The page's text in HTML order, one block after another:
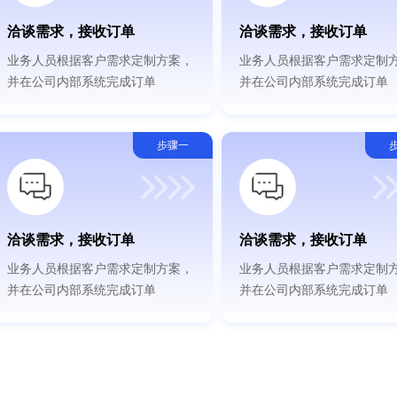
洽谈需求，接收订单
业务人员根据客户需求定制方案，
并在公司内部系统完成订单
洽谈需求，接收订单
业务人员根据客户需求定制
并在公司内部系统完成订单
洽谈需求，接收订单
业务人员根据客户需求定制方案，
并在公司内部系统完成订单
步骤一
洽谈需求，接收订单
业务人员根据客户需求定制
并在公司内部系统完成订单